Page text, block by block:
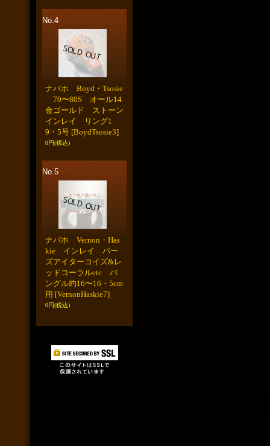
No.4
ナバホ Boyd・Tsosie
70〜80S オール14
金ゴールド ストーン
インレイ リング1
9・5号 [BoydTsosie3]
0円(税込)
No.5
ナバホ Vernon・Has
kie インレイ バー
ズアイターコイズ&レ
ッドコーラルetc バ
ングル約16〜16・5cm
用 [VernonHaskie7]
0円(税込)